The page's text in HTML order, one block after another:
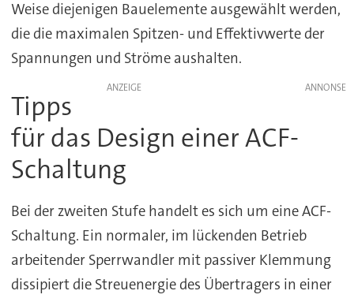
Weise diejenigen Bauelemente ausgewählt werden,
die die maximalen Spitzen- und Effektivwerte der
Spannungen und Ströme aushalten.
ANZEIGE
Tipps
für das Design einer ACF-
Schaltung
Bei der zweiten Stufe handelt es sich um eine ACF-
Schaltung. Ein normaler, im lückenden Betrieb
arbeitender Sperrwandler mit passiver Klemmung
dissipiert die Streuenergie des Übertragers in einer